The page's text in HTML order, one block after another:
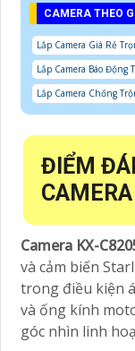
CAMERA THEO
Lắp Camera Giá Rẻ
Lắp Camera Báo Động
Lắp Camera Chống
ĐIỂM
Camera KX-
và cảm biến
trong điều kiện
và ống kính
góc nhìn linh